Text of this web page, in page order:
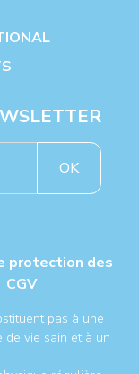
OK
protection des
CGV
pas à une
de vie sain et à un